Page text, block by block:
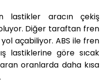
lastikler aracın çekiş
Diğer taraftan fren
açabiliyor. ABS ile fren
lastiklerine göre sıcak
oranlarda daha kısa